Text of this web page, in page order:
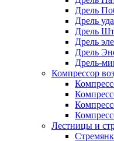
Дрель
Дрель
Дрель
Дрель
Дрель
Дрель-
Компрессор
Лестницы и